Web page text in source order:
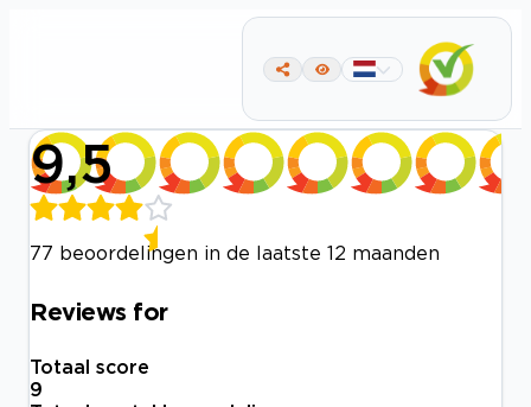
9,5
77 beoordelingen in de laatste 12 maanden
Reviews for
Totaal score
9